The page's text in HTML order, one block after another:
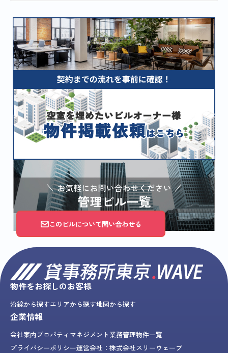
このビルについて問い合わせる
物件をお探しのお客様
沿線から探すエリアから探す地図から探す
企業情報
会社案内プロパティマネジメント業務管理物件一覧
プライバシーポリシー運営会社：株式会社スリーウェーブ